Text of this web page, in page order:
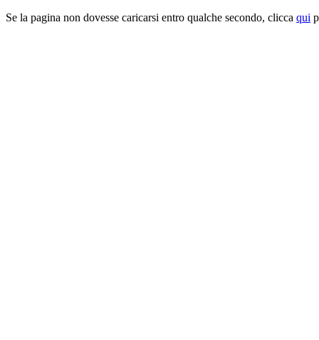
Se la pagina non dovesse caricarsi entro qualche secondo, clicca qui